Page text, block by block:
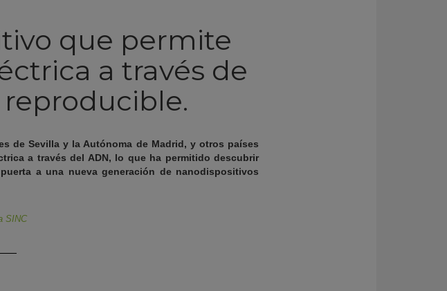
que permite
a través de
de Sevilla y la Autónoma de Madrid, y otros países
a través del ADN, lo que ha permitido descubrir
a una nueva generación de nanodispositivos
SINC